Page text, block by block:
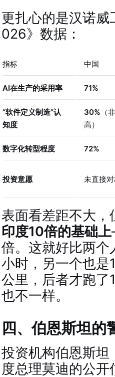
更扎心的是汉诺
026》数据 ：
指标 中国
AI在生产的采用率 71%
“软件定义制造”认
知度
30% （
高）
数字化转型程度 72%
投资意愿 未直接
表面看差距不大，
印度10倍的基础上
倍。这就好比两
小时，另一个也
公里，后者才跑了
也不一样。
四、伯恩斯坦的
投资机构伯恩斯
度总理莫迪的公